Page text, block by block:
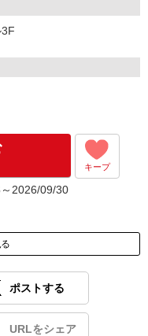
キープ
2026/09/30
ポストする
URLをシェア